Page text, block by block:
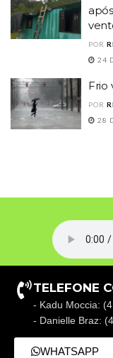
POR
24
Frio
POR
28
TELEFONE
- Kadu Moccia:
- Danielle Braz:
WHATSAPP